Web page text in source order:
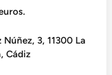
3, 11300 La
Cádiz